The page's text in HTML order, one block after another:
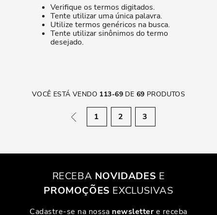
Verifique os termos digitados.
Tente utilizar uma única palavra.
Utilize termos genéricos na busca.
Tente utilizar sinônimos do termo
desejado.
VOCÊ ESTÁ VENDO 113-69 DE 69 PRODUTOS
1 2 3
RECEBA NOVIDADES E
PROMOÇÕES EXCLUSIVAS
Cadastre-se na nossa newslettere receba